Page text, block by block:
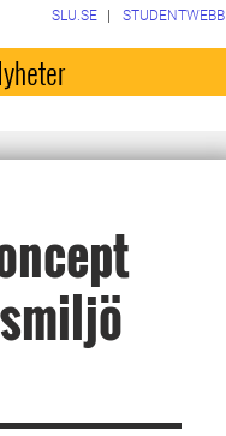
SLU.SE STUDENTWEBB